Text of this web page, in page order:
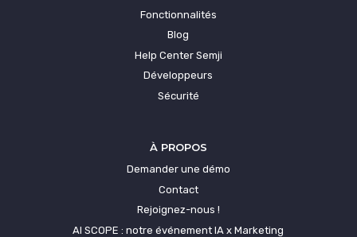
Créer un calendrier éditorial
Exemples de stratégie de Content
L’IA dans le Content Marketing
Maximiser son Brand Content
Outils Content Marketing
Fonctionnalités
Blog
Help Center Semji
Développeurs
Sécurité
À PROPOS
Demander une démo
Contact
Rejoignez-nous !
AI SCOPE : notre événement IA x Marketing